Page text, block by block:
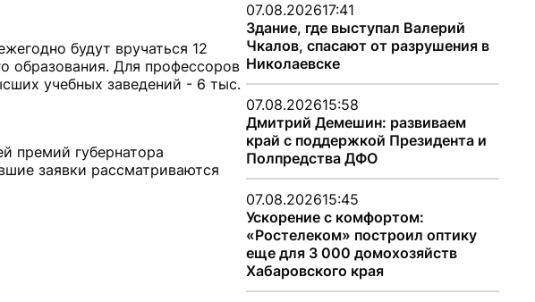
будут вручаться 12
образования. Для профессоров
учебных заведений - 6 тыс.
премий губернатора
заявки рассматриваются
07.08.202617:41
Здание, где выступал Валерий
Чкалов, спасают от разрушения в
Николаевске
07.08.202615:58
Дмитрий Демешин: развиваем
край с поддержкой Президента и
Полпредства ДФО
07.08.202615:45
Ускорение с комфортом:
«Ростелеком» построил оптику
еще для 3 000 домохозяйств
Хабаровского края